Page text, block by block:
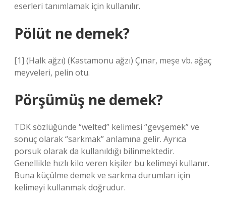
eserleri tanımlamak için kullanılır.
Pölüt ne demek?
[1] (Halk ağzı) (Kastamonu ağzı) Çınar, meşe vb. ağaç
meyveleri, pelin otu.
Pörşümüş ne demek?
TDK sözlüğünde “welted” kelimesi “gevşemek” ve
sonuç olarak “sarkmak” anlamına gelir. Ayrıca
porsuk olarak da kullanıldığı bilinmektedir.
Genellikle hızlı kilo veren kişiler bu kelimeyi kullanır.
Buna küçülme demek ve sarkma durumları için
kelimeyi kullanmak doğrudur.